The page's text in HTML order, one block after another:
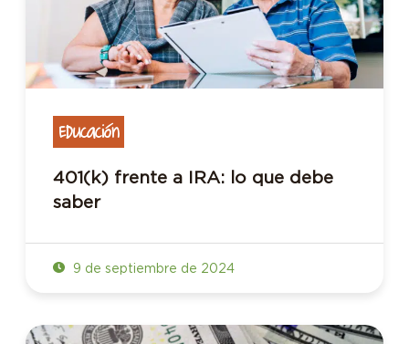
Educación
401(k) frente a IRA: lo que debe
saber
9 de septiembre de 2024